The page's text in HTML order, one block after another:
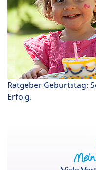
Ratgeber Geburtstag:
Erfolg.